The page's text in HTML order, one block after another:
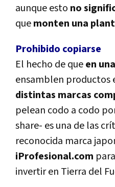
aunque esto no
quemonten una
Prohibido copiarse
El hecho de queen
ensamblen productos
distintas marcas
pelean codo a codo
share- es una de las
reconocida marca
iProfesional.com
invertir en Tierra del